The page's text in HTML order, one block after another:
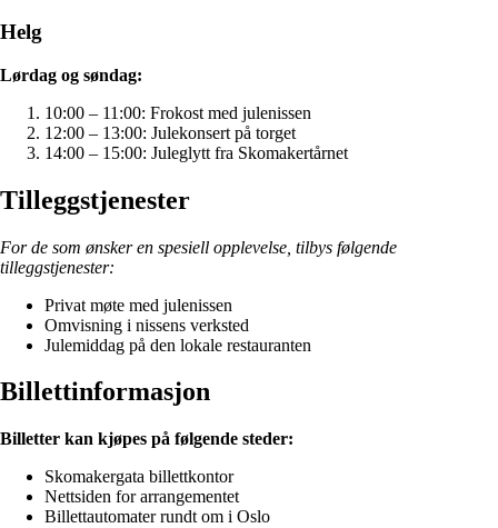
Helg
Lørdag og søndag:
10:00 – 11:00: Frokost med julenissen
12:00 – 13:00: Julekonsert på torget
14:00 – 15:00: Juleglytt fra Skomakertårnet
Tilleggstjenester
For de som ønsker en spesiell opplevelse, tilbys følgende
tilleggstjenester:
Privat møte med julenissen
Omvisning i nissens verksted
Julemiddag på den lokale restauranten
Billettinformasjon
Billetter kan kjøpes på følgende steder:
Skomakergata billettkontor
Nettsiden for arrangementet
Billettautomater rundt om i Oslo